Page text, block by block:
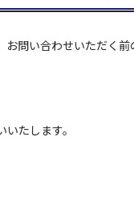
お問い合わせいただく前
たします。